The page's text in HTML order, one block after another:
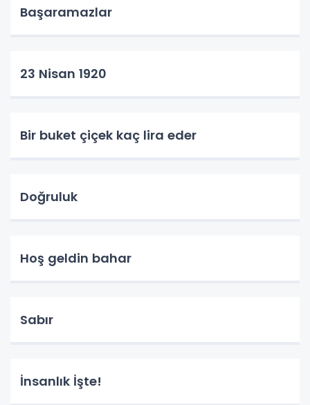
Başaramazlar
23 Nisan 1920
Bir buket çiçek kaç lira eder
Doğruluk
Hoş geldin bahar
Sabır
İnsanlık İşte!